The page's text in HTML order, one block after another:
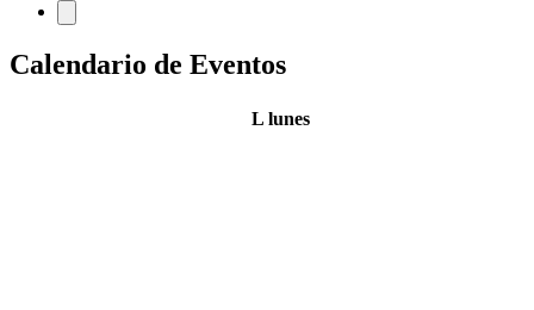
Calendario de Eventos
L lunes